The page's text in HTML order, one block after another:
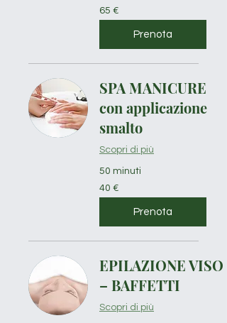
65
euro
65 €
Prenota
SPA MANICURE
con applicazione
smalto
Scopri di più
50 minuti
40
euro
40 €
Prenota
EPILAZIONE VISO
– BAFFETTI
Scopri di più